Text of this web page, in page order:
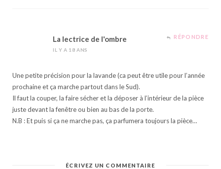
La lectrice de l'ombre
IL Y A 18 ANS
RÉPONDRE
Une petite précision pour la lavande (ca peut être utile pour l’année
prochaine et ça marche partout dans le Sud).
Il faut la couper, la faire sécher et la déposer à l’intérieur de la pièce
juste devant la fenêtre ou bien au bas de la porte.
N.B : Et puis si ça ne marche pas, ça parfumera toujours la pièce…
ÉCRIVEZ UN COMMENTAIRE